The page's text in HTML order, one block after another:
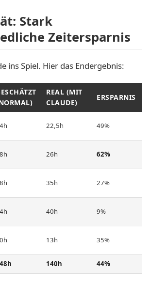
Stark
Zeitersparnis
ins Spiel. Hier das Endergebnis:
REAL (MIT
CLAUDE)
ERSPARNIS
22,5h 49%
26h 62%
35h 27%
40h 9%
13h 35%
140h 44%